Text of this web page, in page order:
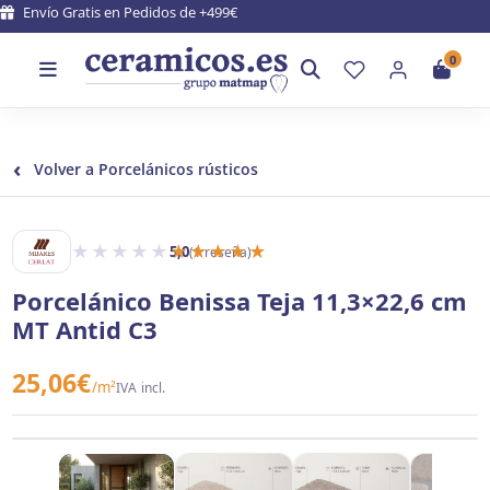
Envío Gratis en Pedidos de +499€
0
‹ Volver a Porcelánicos rústicos
MIJARES Y CERLAT
★★★★★★★★★★
5,0(1 reseña)
Porcelánico Benissa Teja 11,3×22,6 cm
MT Antid C3
25,06€/m²IVA incl.